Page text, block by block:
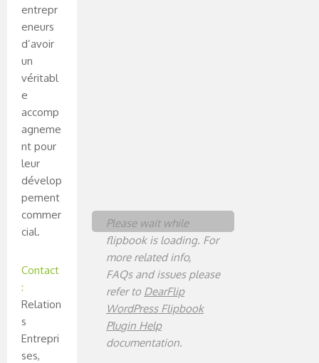
entrepr
eneurs
d’avoir
un
véritabl
e
accomp
agneme
nt pour
leur
dévelop
pement
commer
cial.
Contact
:
Relation
s
Entrepri
ses,
Please wait while
flipbook is loading. For
more related info,
FAQs and issues please
refer to DearFlip
WordPress Flipbook
Plugin Help
documentation.